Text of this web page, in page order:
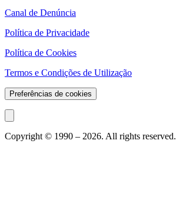
Canal de Denúncia
Política de Privacidade
Política de Cookies
Termos e Condições de Utilização
Preferências de cookies
Copyright © 1990 – 2026. All rights reserved.